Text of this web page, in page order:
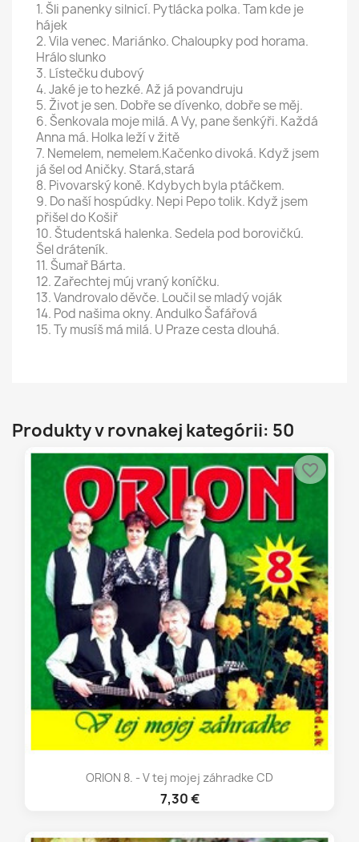
1. Šli panenky silnicí. Pytlácka polka. Tam kde je
hájek
2. Vila venec. Mariánko. Chaloupky pod horama.
Hrálo slunko
3. Lístečku dubový
4. Jaké je to hezké. Až já povandruju
5. Život je sen. Dobře se dívenko, dobře se měj.
6. Šenkovala moje milá. A Vy, pane šenkýři. Každá
Anna má. Holka leží v žitě
7. Nemelem, nemelem.Kačenko divoká. Když jsem
já šel od Aničky. Stará,stará
8. Pivovarský koně. Kdybych byla ptáčkem.
9. Do naší hospúdky. Nepi Pepo tolik. Když jsem
přišel do Košiř
10. Študentská halenka. Sedela pod borovičkú.
Šel dráteník.
11. Šumař Bárta.
12. Zařechtej múj vraný koníčku.
13. Vandrovalo děvče. Loučil se mladý voják
14. Pod našima okny. Andulko Šafářová
15. Ty musíš má milá. U Praze cesta dlouhá.
Produkty v rovnakej kategórii: 50
ORION 8. - V tej mojej záhradke CD
7,30 €
favorite_border